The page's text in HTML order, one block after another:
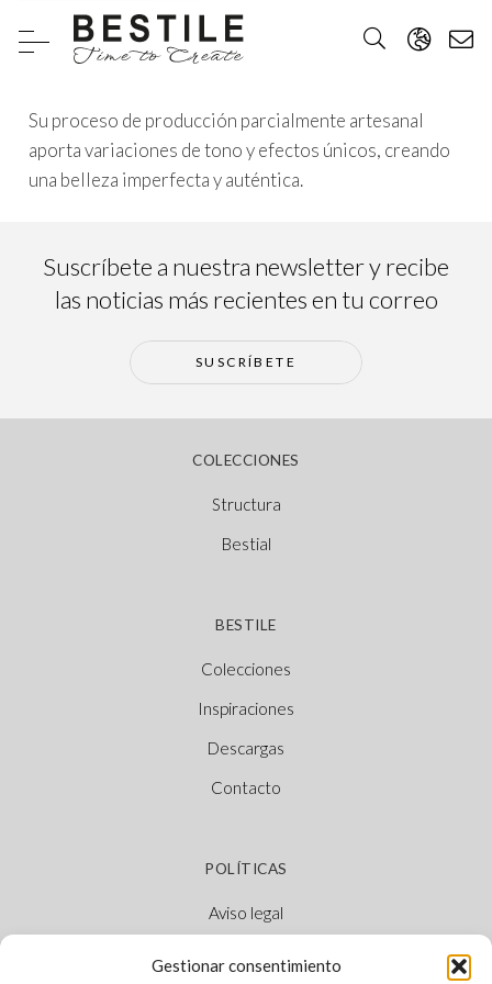
Gestionar consentimiento
Su proceso de producción parcialmente artesanal
aporta variaciones de tono y efectos únicos, creando
una belleza imperfecta y auténtica.
Suscríbete a nuestra newsletter y recibe
las noticias más recientes en tu correo
SUSCRÍBETE
COLECCIONES
Structura
Bestial
BESTILE
Colecciones
Inspiraciones
Descargas
Contacto
POLÍTICAS
Aviso legal